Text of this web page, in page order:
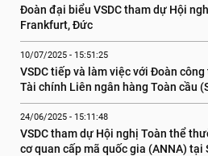
Đoàn đại biểu VSDC tham dự Hội
Frankfurt, Đức
10/07/2025 - 15:51:25
VSDC tiếp và làm việc với Đoàn
Tài chính Liên ngân hàng Toàn cầu
24/06/2025 - 15:11:48
VSDC tham dự Hội nghị Toàn thể
cơ quan cấp mã quốc gia (ANNA) tại